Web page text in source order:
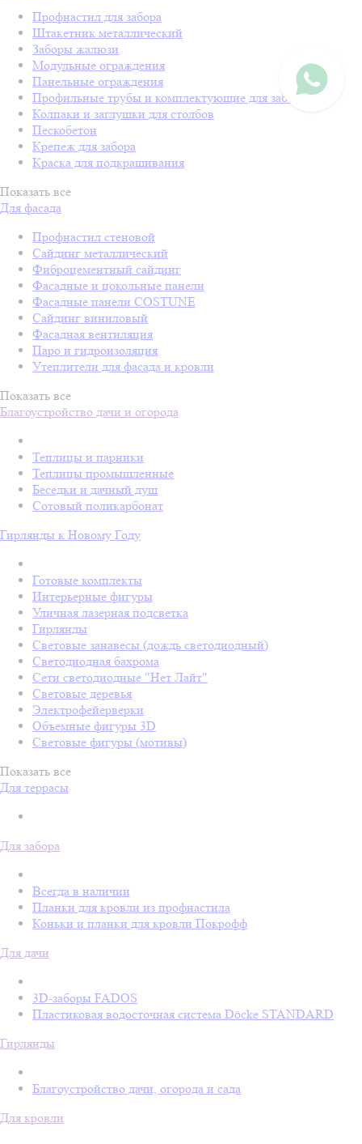
Профнастил для забора
Штакетник металлический
Заборы жалюзи
Модульные ограждения
Панельные ограждения
Профильные трубы и комплектующие для забора
Колпаки и заглушки для столбов
Пескобетон
Крепеж для забора
Краска для подкрашивания
Показать все
Для фасада
Профнастил стеновой
Сайдинг металлический
Фиброцементный сайдинг
Фасадные и цокольные панели
Фасадные панели COSTUNE
Сайдинг виниловый
Фасадная вентиляция
Паро и гидроизоляция
Утеплители для фасада и кровли
Показать все
Благоустройство дачи и огорода
Теплицы и парники
Теплицы промышленные
Беседки и дачный душ
Сотовый поликарбонат
Гирлянды к Новому Году
Готовые комплекты
Интерьерные фигуры
Уличная лазерная подсветка
Гирлянды
Световые занавесы (дождь светодиодный)
Светодиодная бахрома
Сети светодиодные "Нет Лайт"
Световые деревья
Электрофейерверки
Объемные фигуры 3D
Световые фигуры (мотивы)
Показать все
Для террасы
Для забора
Всегда в наличии
Планки для кровли из профнастила
Коньки и планки для кровли Покрофф
Для дачи
3D-заборы FADOS
Пластиковая водосточная система Döcke STANDARD
Гирлянды
Благоустройство дачи, огорода и сада
Для кровли